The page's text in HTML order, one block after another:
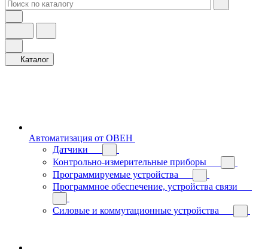
Каталог
Автоматизация от ОВЕН
Датчики
Контрольно-измерительные приборы
Программируемые устройства
Программное обеспечение, устройства связи
Силовые и коммутационные устройства